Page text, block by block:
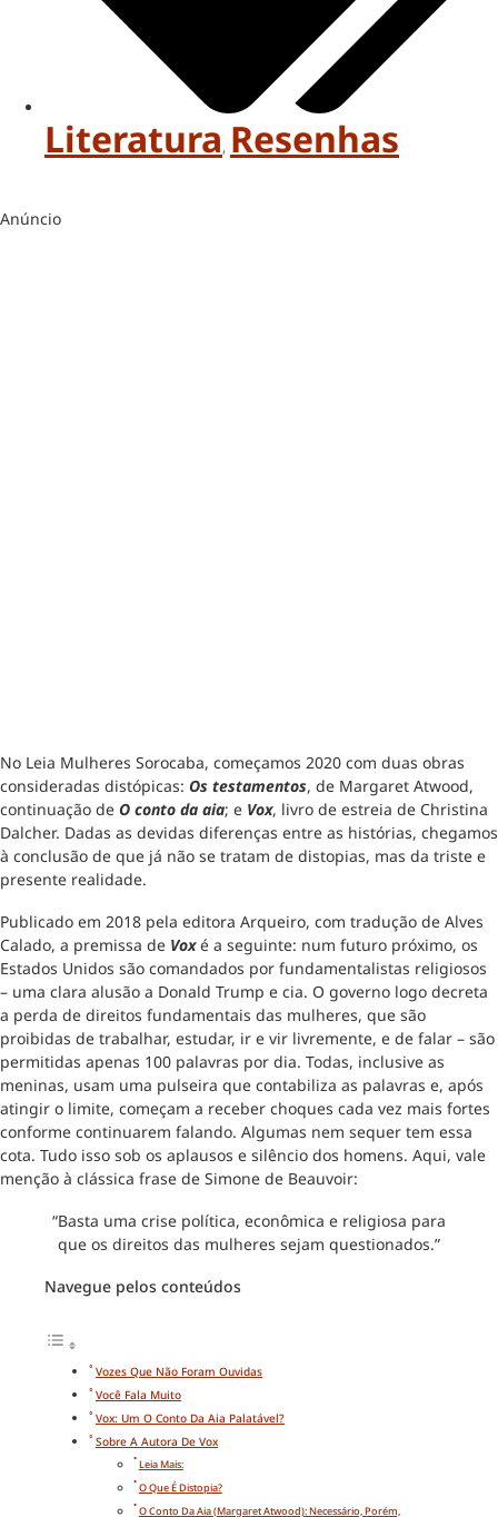
Literatura, Resenhas
Anúncio
No Leia Mulheres Sorocaba, começamos 2020 com duas obras
consideradas distópicas: Os testamentos, de Margaret Atwood,
continuação de O conto da aia; e Vox, livro de estreia de Christina
Dalcher. Dadas as devidas diferenças entre as histórias, chegamos
à conclusão de que já não se tratam de distopias, mas da triste e
presente realidade.
Publicado em 2018 pela editora Arqueiro, com tradução de Alves
Calado, a premissa de Voxé a seguinte: num futuro próximo, os
Estados Unidos são comandados por fundamentalistas religiosos
– uma clara alusão a Donald Trump e cia. O governo logo decreta
a perda de direitos fundamentais das mulheres, que são
proibidas de trabalhar, estudar, ir e vir livremente, e de falar – são
permitidas apenas 100 palavras por dia. Todas, inclusive as
meninas, usam uma pulseira que contabiliza as palavras e, após
atingir o limite, começam a receber choques cada vez mais fortes
conforme continuarem falando. Algumas nem sequer tem essa
cota. Tudo isso sob os aplausos e silêncio dos homens. Aqui, vale
menção à clássica frase de Simone de Beauvoir:
“Basta uma crise política, econômica e religiosa para
que os direitos das mulheres sejam questionados.”
Navegue pelos conteúdos
Vozes Que Não Foram Ouvidas
Você Fala Muito
Vox: Um O Conto Da Aia Palatável?
Sobre A Autora De Vox
Leia Mais:
O Que É Distopia?
O Conto Da Aia (Margaret Atwood): Necessário, Porém,